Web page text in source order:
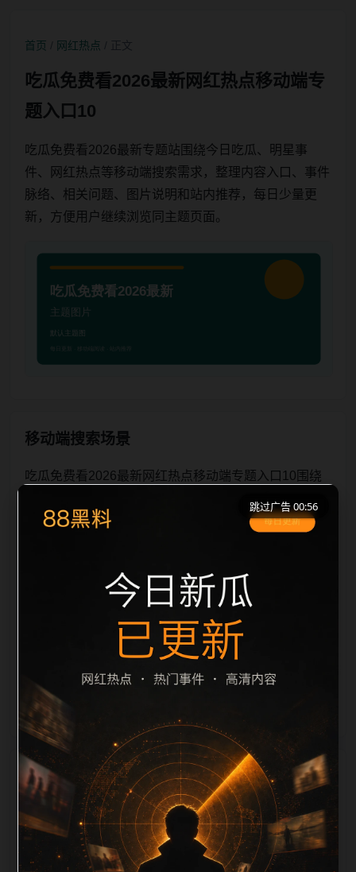
首页 网红热点
吃瓜免费看2026最新网红热点移动端专
题入口10
吃瓜免费看2026最新专题站围绕今日吃瓜、明星事
件、网红热点等移动端搜索需求，整理内容入口、事件
脉络、相关问题、图片说明和站内推荐，每日少量更
新，方便用户继续浏览同主题页面。
移动端搜索场景
吃瓜免费看2026最新网红热点移动端专题入口10围绕
端浏览习惯整理标题、描述、图片和站内推荐。用户进
续浏览。本页强调内容归集和主题一致性，避免无关关
键词堆砌，也避免多个站点同步发布完全相同的标题。
图片说明、文件名、alt 和 title 均围绕主关键词、栏目
词和文章标题生成，便于搜索引擎理解页面主题。后续
采集时将继续执行远程图片本地化、坏图默认图兜底、
标题重复过滤和 de
栏目内容归集
scription 长度检查。栏目内容按每日少量新增的方式持
续扩展，每篇保留相关问题、站内推荐和清晰的层级路
径，减少用户反复返回搜索页。第30篇作为本栏目的初
跳过广告 00:56